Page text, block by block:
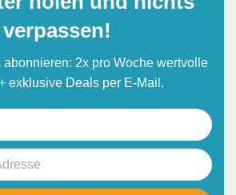
verpassen!
2x pro Woche wertvolle
exklusive Deals per E-Mail.